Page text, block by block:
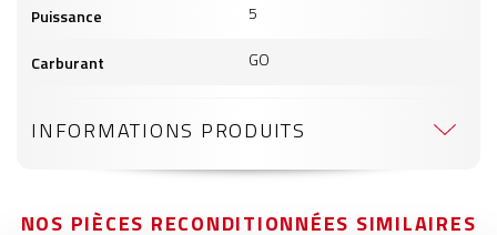
Puissance 5
Carburant GO
INFORMATIONS PRODUITS
NOS PIÈCES RECONDITIONNÉES SIMILAIRES